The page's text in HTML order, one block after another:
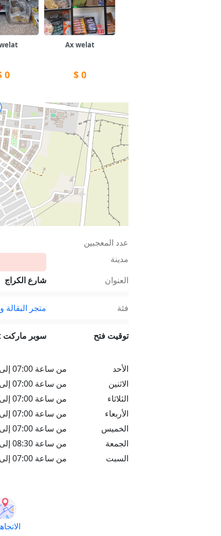
Ax welat
0
$
0
عدد المعجبين
مدينة
العنوان
شارع الكراج
فئة متجر
توقيت فتح سوبر ماركت ax welat
الأحد
من ساعة 07:00 إلى 12:00
الاثنين
من ساعة 07:00 إلى 12:00
الثلاثاء
من ساعة 07:00 إلى 12:00
الأربعاء
من ساعة 07:00 إلى 12:00
الخميس
من ساعة 07:00 إلى 12:00
الجمعة
من ساعة 08:30 إلى 00:00
السبت
من ساعة 07:00 إلى 12:00